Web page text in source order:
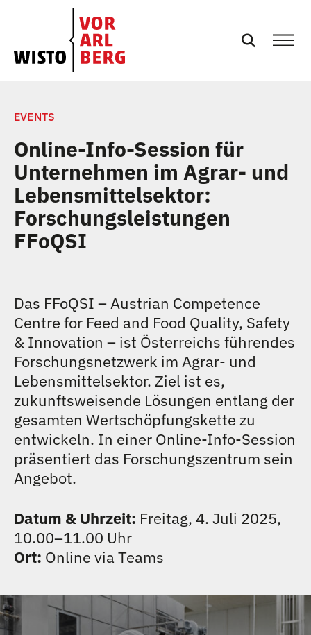
EVENTS
NEWS
PRESSE
TEAM
KONTAKT
EVENTS
Online-Info-Session für
Unternehmen im Agrar- und
Lebensmittelsektor:
Forschungsleistungen
FFoQSI
Das FFoQSI – Austrian Competence
Centre for Feed and Food Quality, Safety
& Innovation – ist Österreichs führendes
Forschungsnetzwerk im Agrar- und
Lebensmittelsektor. Ziel ist es,
zukunftsweisende Lösungen entlang der
gesamten Wertschöpfungskette zu
entwickeln. In einer Online-Info-Session
präsentiert das Forschungszentrum sein
Angebot.
Datum & Uhrzeit: Freitag, 4. Juli 2025,
10.00–11.00 Uhr
Ort: Online via Teams